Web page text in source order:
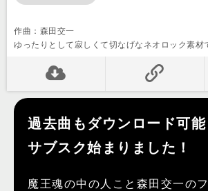
作曲：森田交一
ゆったりとして寂しくて切なげなネオロック素材
過去曲もダウンロード可
サブスク始まりました！
魔王魂の中の人こと森田交一の